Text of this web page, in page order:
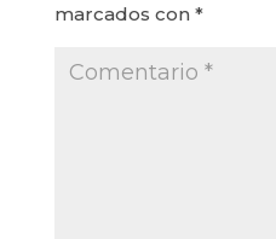
marcados con *